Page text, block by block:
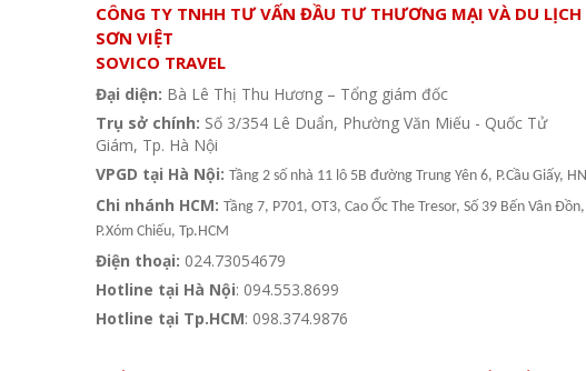
CÔNG TY TNHH TƯ VẤN ĐẦU TƯ THƯƠNG MẠI VÀ DU LỊCH
SƠN VIỆT
SOVICO TRAVEL
Đại diện: Bà Lê Thị Thu Hương – Tổng giám đốc
Trụ sở chính: Số 3/354 Lê Duẩn, Phường Văn Miếu - Quốc Tử
Giám, Tp. Hà Nội
VPGD tại Hà Nội: Tầng 2 số nhà 11 lô 5B đường Trung Yên 6, P.Cầu Giấy, HN
Chi nhánh HCM: Tầng 7, P701, OT3, Cao Ốc The Tresor, Số 39 Bến Vân Đồn,
P.Xóm Chiếu, Tp.HCM
Điện thoại: 024.73054679
Hotline tại Hà Nội: 094.553.8699
Hotline tại Tp.HCM: 098.374.9876